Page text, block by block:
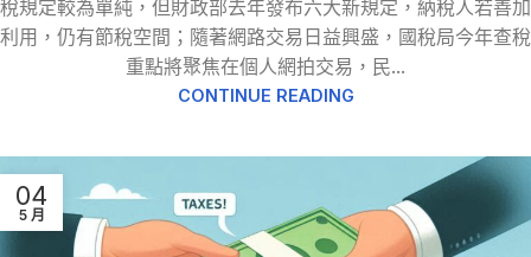
稅規定較為單純，但財政部去年發布六大新規定，納稅人若善加
利用，仍有節稅空間；隨著網路交易日益興盛，國稅局今年查稅
重點將聚焦在個人網拍交易，民...
CONTINUE READING
04
5 月